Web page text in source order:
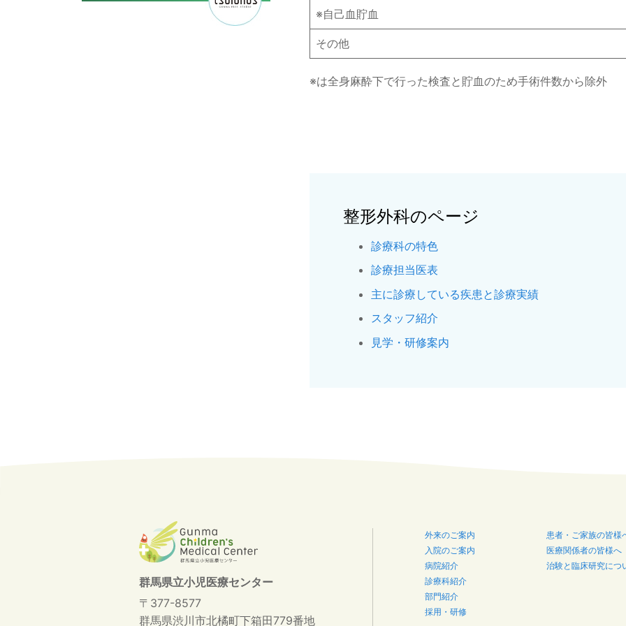
※自己血貯血
その他
※は全身麻酔下で行った検査と貯血のため手術件数から除外
整形外科のページ
診療科の特色
診療担当医表
主に診療している疾患と診療実績
スタッフ紹介
見学・研修案内
群馬県立小児医療センター
〒377-8577
群馬県渋川市北橘町下箱田779番地
外来のご案内
入院のご案内
病院紹介
診療科紹介
部門紹介
採用・研修
患者・ご家族の皆様
医療関係者の皆様へ
治験と臨床研究につ